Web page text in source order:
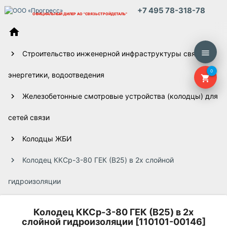
ОФИЦИАЛЬНЫЙ ДИЛЕР АО "СВЯЗЬСТРОЙДЕТАЛЬ" +7 495 78-318-78
menu
shopping_cart
0
home
Строительство инженерной инфраструктуры связи,
энергетики, водоотведения
Железобетонные смотровые устройства (колодцы) для
сетей связи
Колодцы ЖБИ
Колодец ККСр-3-80 ГЕК (B25) в 2х слойной
гидроизоляции
Колодец ККСр-3-80 ГЕК (B25) в 2х
слойной гидроизоляции [110101-00146]